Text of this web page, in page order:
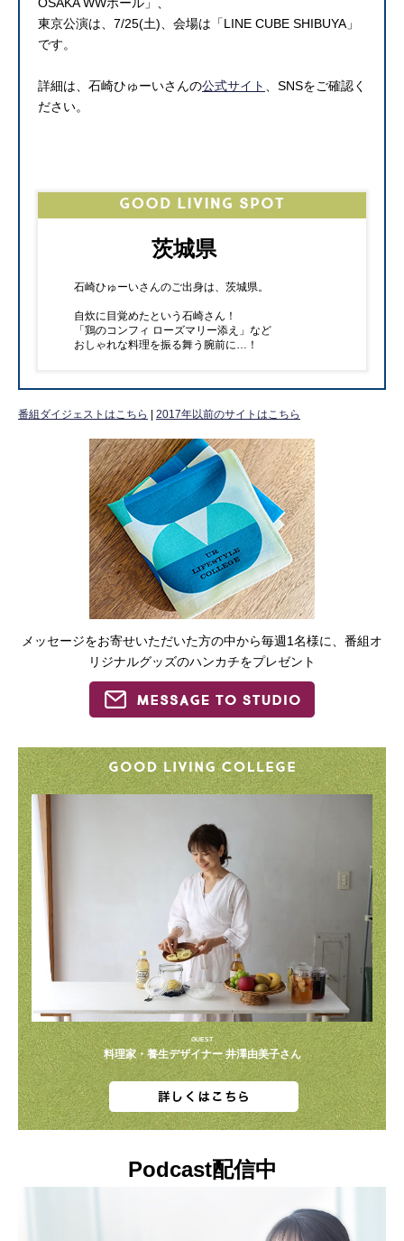
OSAKA WWホール」、
東京公演は、7/25(土)、会場は「LINE CUBE SHIBUYA」
です。
詳細は、石崎ひゅーいさんの公式サイト 、SNSをご確認く
ださい。
茨城県
石崎ひゅーいさんのご出身は、茨城県。
自炊に目覚めたという石崎さん！
「鶏のコンフィ ローズマリー添え」など
おしゃれな料理を振る舞う腕前に…！
番組ダイジェストはこちら 2017年以前のサイトはこちら
メッセージをお寄せいただいた方の中から毎週1名様に、番組オ
リジナルグッズのハンカチをプレゼント
GUEST
料理家・養生デザイナー 井澤由美子さん
Podcast配信中